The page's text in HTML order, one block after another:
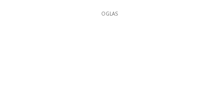
OGLAS